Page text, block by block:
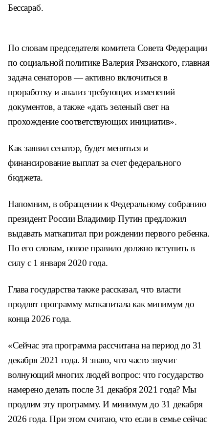
Бессараб.
По словам председателя комитета Совета Федерации
по социальной политике Валерия Рязанского, главная
задача сенаторов — активно включиться в
проработку и анализ требующих изменений
документов, а также «дать зеленый свет на
прохождение соответствующих инициатив».
Как заявил сенатор, будет меняться и
финансирование выплат за счет федерального
бюджета.
Напомним, в обращении к Федеральному собранию
президент России Владимир Путин предложил
выдавать маткапитал при рождении первого ребенка.
По его словам, новое правило должно вступить в
силу с 1 января 2020 года.
Глава государства также рассказал, что власти
продлят программу маткапитала как минимум до
конца 2026 года.
«Сейчас эта программа рассчитана на период до 31
декабря 2021 года. Я знаю, что часто звучит
волнующий многих людей вопрос: что государство
намерено делать после 31 декабря 2021 года? Мы
продлим эту программу. И минимум до 31 декабря
2026 года. При этом считаю, что если в семье сейчас